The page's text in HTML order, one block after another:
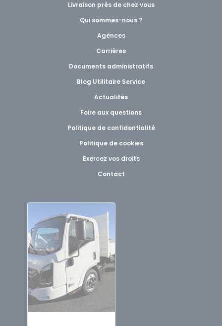
Livraison près de chez vous
Qui sommes-nous ?
Agences
Carrières
Documents administratifs
Blog Utilitaire Service
Actualités
Foire aux questions
Politique de confidentialité
Politique de cookies
Exercez vos droits
Contact